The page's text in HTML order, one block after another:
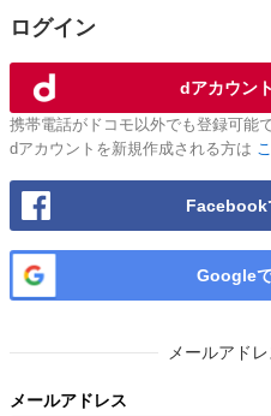
ログイン
dアカウン
携帯電話がドコモ以外でも登録可能
dアカウントを新規作成される方は
Facebook
Google
メールアド
メールアドレス